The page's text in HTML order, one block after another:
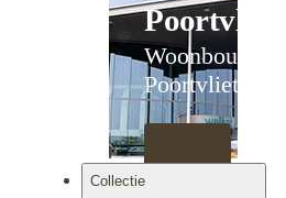
Poortvliet
Woonboulevard
Poortvliet XXL
Collectie